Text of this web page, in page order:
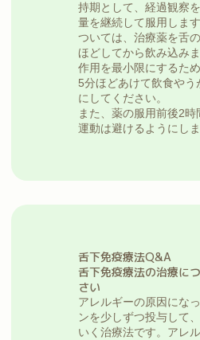
持期として、経過観察
量を継続して服用しま
ついては、治療薬を舌
ほどしてから飲み込み
作用を最小限にするた
5分ほどあけて飲食やう
にしてください。
また、薬の服用前後2
運動は避けるようにしま
舌下免疫療法Q&A
舌下免疫療法の治療に
さい
アレルギーの原因にな
ンを少しずつ投与して
いく治療法です。アレ